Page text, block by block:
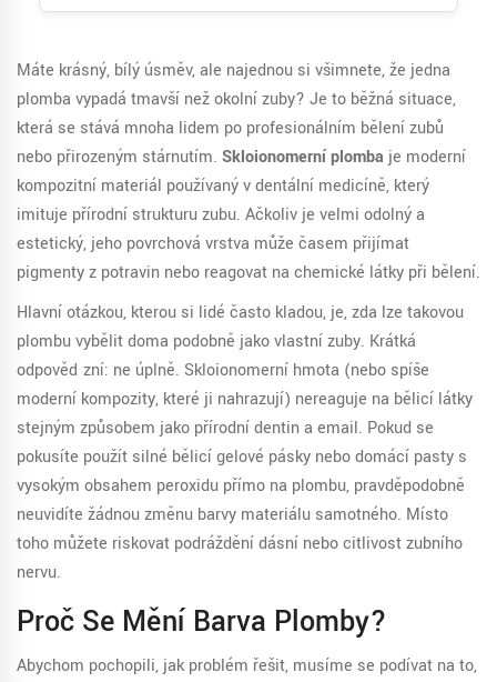
Máte krásný, bílý úsměv, ale najednou si všimnete, že jedna
plomba vypadá tmavší než okolní zuby? Je to běžná situace,
která se stává mnoha lidem po profesionálním bělení zubů
nebo přirozeným stárnutím. Skloionomerní plomba je moderní
kompozitní materiál používaný v dentální medicíně, který
imituje přírodní strukturu zubu. Ačkoliv je velmi odolný a
estetický, jeho povrchová vrstva může časem přijímat
pigmenty z potravin nebo reagovat na chemické látky při bělení.
Hlavní otázkou, kterou si lidé často kladou, je, zda lze takovou
plombu vybělit doma podobně jako vlastní zuby. Krátká
odpověď zní: ne úplně. Skloionomerní hmota (nebo spíše
moderní kompozity, které ji nahrazují) nereaguje na bělicí látky
stejným způsobem jako přírodní dentin a email. Pokud se
pokusíte použít silné bělicí gelové pásky nebo domácí pasty s
vysokým obsahem peroxidu přímo na plombu, pravděpodobně
neuvidíte žádnou změnu barvy materiálu samotného. Místo
toho můžete riskovat podráždění dásní nebo citlivost zubního
nervu.
Proč Se Mění Barva Plomby?
Abychom pochopili, jak problém řešit, musíme se podívat na to,